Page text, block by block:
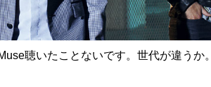
聴いたことないです。世代が違うか。